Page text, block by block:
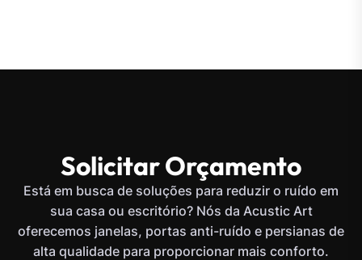
Solicitar Orçamento
Está em busca de soluções para reduzir o ruído em
sua casa ou escritório? Nós da Acustic Art
oferecemos janelas, portas anti-ruído e persianas de
alta qualidade para proporcionar mais conforto.